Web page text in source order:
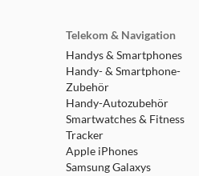
Telekom & Navigation
Handys & Smartphones
Handy- & Smartphone-
Zubehör
Handy-Autozubehör
Smartwatches & Fitness
Tracker
Apple iPhones
Samsung Galaxys